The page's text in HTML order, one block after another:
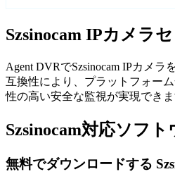
Szsinocam IPカメラ
Agent DVRでSzsinocam IPカメ
互換性により、プラットフォー
性の高い安全な監視が実現できま
Szsinocam対応ソフ
無料でダウンロードする